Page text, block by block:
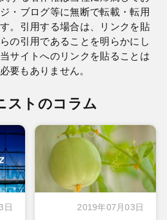
・ブログ等に無断で転載・転用
。引用する場合は、リンクを貼
の引用であることを明らかにし
サイトへのリンクを貼ることは
要もありません。
ストのコラム
日 2019年07月03日